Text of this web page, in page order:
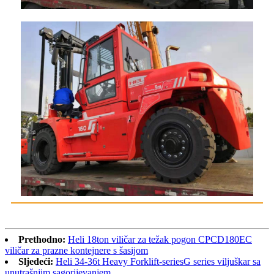
Prethodno: Heli 18ton viličar za težak pogon CPCD180EC
viličar za prazne kontejnere s šasijom
Sljedeći: Heli 34-36t Heavy Forklift-seriesG series viljuškar sa